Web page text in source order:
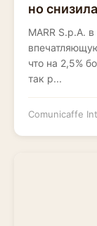
но
MARR S.p.A.
что на 2,5%
так р...
Comunicaffe